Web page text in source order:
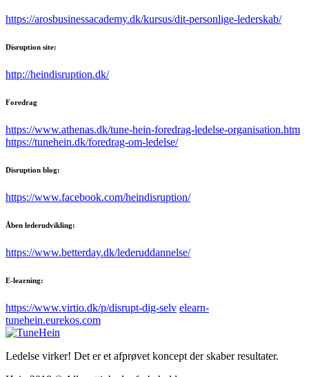
https://arosbusinessacademy.dk/kursus/dit-personlige-lederskab/
Disruption site:
http://heindisruption.dk/
Foredrag
https://www.athenas.dk/tune-hein-foredrag-ledelse-organisation.htm
https://tunehein.dk/foredrag-om-ledelse/
Disruption blog:
https://www.facebook.com/heindisruption/
Åben lederudvikling:
https://www.betterday.dk/lederuddannelse/
E-learning:
https://www.virtio.dk/p/disrupt-dig-selv elearn-
tunehein.eurekos.com
Ledelse virker! Det er et afprøvet koncept der skaber resultater.